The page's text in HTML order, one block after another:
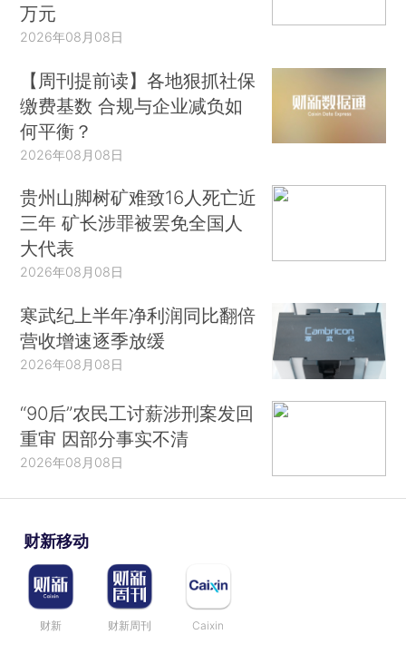
万元
2026年08月08日
【周刊提前读】各地狠抓社保
缴费基数 合规与企业减负如
何平衡？
2026年08月08日
贵州山脚树矿难致16人死亡近
三年 矿长涉罪被罢免全国人
大代表
2026年08月08日
寒武纪上半年净利润同比翻倍
营收增速逐季放缓
2026年08月08日
“90后”农民工讨薪涉刑案发回
重审 因部分事实不清
2026年08月08日
财新移动
财新 财新周刊 Caixin